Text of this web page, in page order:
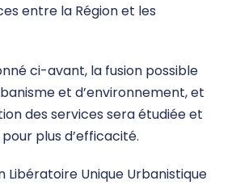
entre la Région et les
ci-avant, la fusion possible
et d’environnement, et
des services sera étudiée et
plus d’efficacité.
Libératoire Unique Urbanistique